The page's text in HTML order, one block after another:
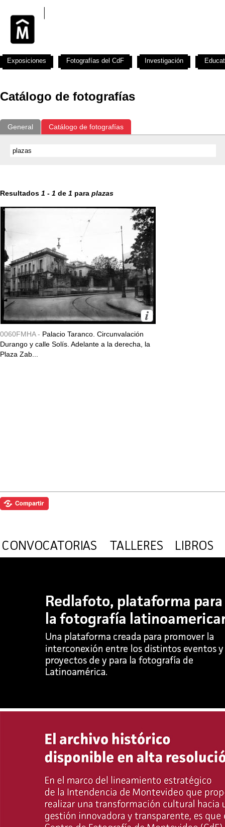
Catálogo de fotografías
General Catálogo de fotografías
Resultados 1 - 1 de 1 para plazas
0060FMHA - Palacio Taranco. Circunvalación
Durango y calle Solís. Adelante a la derecha, la
Plaza Zab...
Exposiciones Fotografías del CdF Investigación